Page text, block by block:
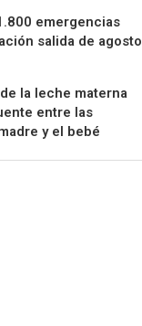
emergencias
salida de agosto
la leche materna
entre las
y el bebé